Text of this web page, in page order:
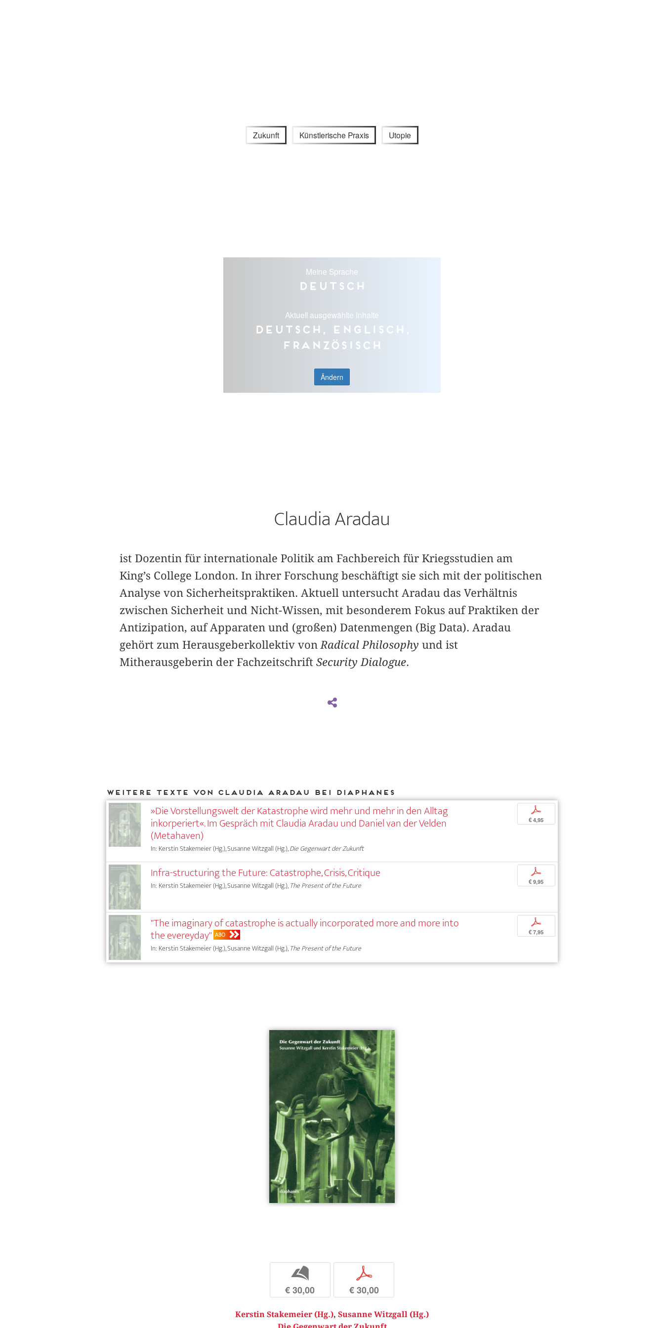
Zukunft Künstlerische Praxis Utopie
Meine Sprache
Deutsch
Aktuell ausgewählte Inhalte
Deutsch, Englisch,
Französisch
Ändern
Claudia Aradau
ist Dozentin für internationale Politik am Fachbereich für Kriegsstudien am
King’s College London. In ihrer Forschung beschäftigt sie sich mit der politischen
Analyse von Sicherheitspraktiken. Aktuell untersucht Aradau das Verhältnis
zwischen Sicherheit und Nicht-Wissen, mit besonderem Fokus auf Praktiken der
Antizipation, auf Apparaten und (großen) Datenmengen (Big Data). Aradau
gehört zum Herausgeberkollektiv von Radical Philosophy und ist
Mitherausgeberin der Fachzeitschrift Security Dialogue.
Weitere Texte von Claudia Aradau bei DIAPHANES
»Die Vorstellungswelt der Katastrophe wird mehr und mehr in den Alltag
inkorperiert«. Im Gespräch mit Claudia Aradau und Daniel van der Velden
(Metahaven)
In: Kerstin Stakemeier (Hg.), Susanne Witzgall (Hg.),Die Gegenwart der Zukunft
p
€ 4,95
Infra-structuring the Future: Catastrophe, Crisis, Critique
In: Kerstin Stakemeier (Hg.), Susanne Witzgall (Hg.),The Present of the Future
p
€ 9,95
"The imaginary of catastrophe is actually incorporated more and more into
the evereyday" ABO
In: Kerstin Stakemeier (Hg.), Susanne Witzgall (Hg.),The Present of the Future
p
€ 7,95
b
€ 30,00
p
€ 30,00
Kerstin Stakemeier (Hg.), Susanne Witzgall (Hg.)